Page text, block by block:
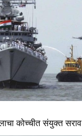
कोच्चीत संयुक्त सराव